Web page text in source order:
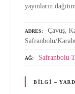
yayınların
ADRES
Çavuş,
Safranbolu/
AĞ Safranbolu
BILGI –